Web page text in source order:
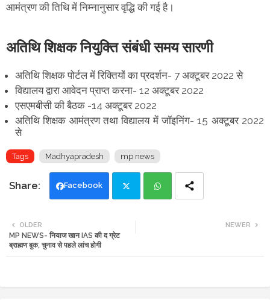
आमंत्रण की तिथि में निम्नानुसार वृद्धि की गई है।
अतिथि शिक्षक नियुक्ति संबंधी समय सारणी
अतिथि शिक्षक पोर्टल में रिक्तियों का प्रदर्शन- 7 अक्टूबर 2022 से
विद्यालय द्वारा आवेदन प्राप्त करना- 12 अक्टूबर 2022
एसएमबीसी की बैठक -14 अक्टूबर 2022
अतिथि शिक्षक आमंत्रण तथा विद्यालय में जॉइनिंग- 15 अक्टूबर 2022
से
Tags Madhyapradesh mp news
Facebook
tte
NEWER
OLDER
MP NEWS- नियाज खान IAS की द ग्रेट
ब्राह्मण बुक, चुनाव से पहले लांच होगी